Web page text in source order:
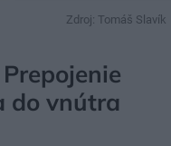
Zdroj: Tomáš Slavík
do vnútra